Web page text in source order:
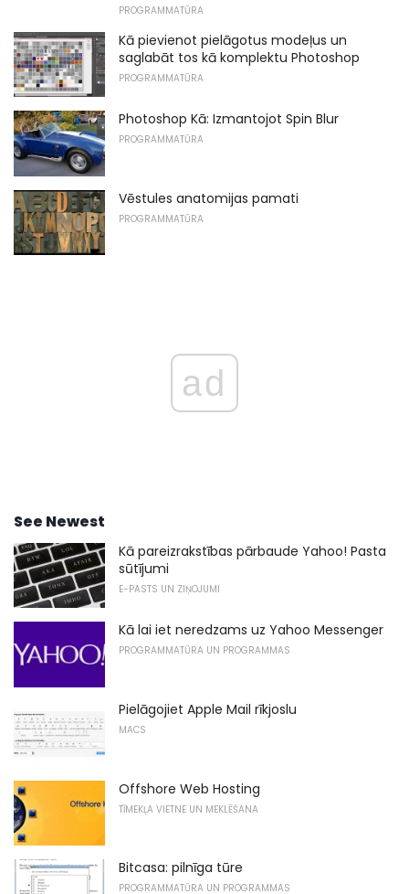
PROGRAMMATŪRA
Kā pievienot pielāgotus modeļus un
saglabāt tos kā komplektu Photoshop
PROGRAMMATŪRA
Photoshop Kā: Izmantojot Spin Blur
PROGRAMMATŪRA
Vēstules anatomijas pamati
PROGRAMMATŪRA
ad
See Newest
Kā pareizrakstības pārbaude Yahoo! Pasta
sūtījumi
E-PASTS UN ZIŅOJUMI
Kā lai iet neredzams uz Yahoo Messenger
PROGRAMMATŪRA UN PROGRAMMAS
Pielāgojiet Apple Mail rīkjoslu
MACS
Offshore Web Hosting
TĪMEKĻA VIETNE UN MEKLĒŠANA
Bitcasa: pilnīga tūre
PROGRAMMATŪRA UN PROGRAMMAS